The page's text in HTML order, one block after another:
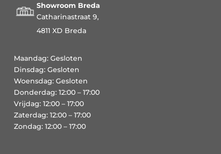
Showroom Breda
Catharinastraat 9,
4811 XD Breda
Maandag: Gesloten
Dinsdag: Gesloten
Woensdag: Gesloten
Donderdag: 12:00 – 17:00
Vrijdag: 12:00 – 17:00
Zaterdag: 12:00 – 17:00
Zondag: 12:00 – 17:00